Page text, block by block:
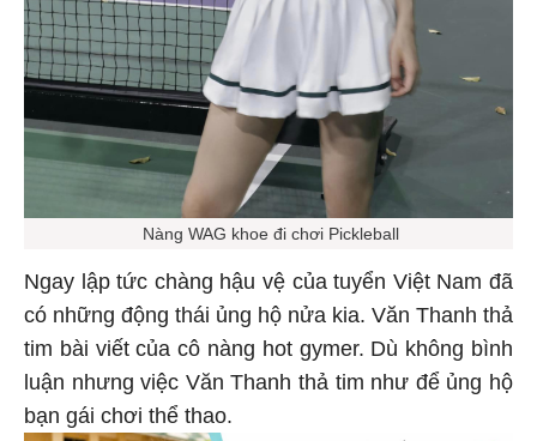
Nàng WAG khoe đi chơi Pickleball
Ngay lập tức chàng hậu vệ của tuyển Việt Nam đã
có những động thái ủng hộ nửa kia. Văn Thanh thả
tim bài viết của cô nàng hot gymer. Dù không bình
luận nhưng việc Văn Thanh thả tim như để ủng hộ
bạn gái chơi thể thao.